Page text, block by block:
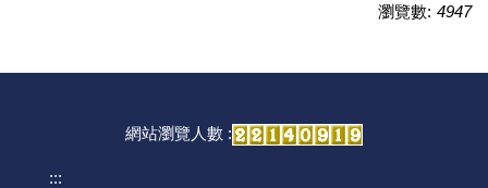
瀏覽數: 4947
網站瀏覽人數 :
:::